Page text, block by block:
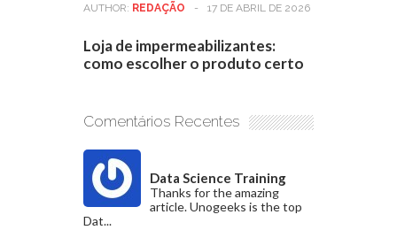
AUTHOR: REDAÇÃO - 17 DE ABRIL DE 2026
Loja de impermeabilizantes:
como escolher o produto certo
Comentários Recentes
Data Science Training
Thanks for the amazing
article. Unogeeks is the top
Dat...